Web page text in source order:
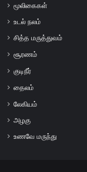
மூலிகைகள்
உடல் நலம்
சித்த மருத்துவம்
சூரணம்
குடிநீர்
தைலம்
லேகியம்
அழகு
உணவே மருந்து